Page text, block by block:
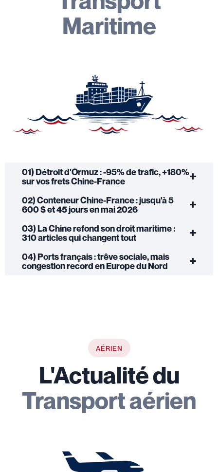
Maritime
01) Détroit d'Ormuz : -95% de trafic, +180%
sur vos frets Chine-France
02) Conteneur Chine-France : jusqu'à 5
600 $ et 45 jours en mai 2026
03) La Chine refond son droit maritime :
310 articles qui changent tout
04) Ports français : trêve sociale, mais
congestion record en Europe du Nord
AÉRIEN
L'Actualité du
Transport aérien